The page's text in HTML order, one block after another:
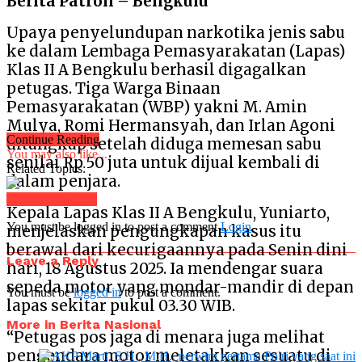
Upaya penyelundupan narkotika jenis sabu
ke dalam Lembaga Pemasyarakatan (Lapas)
Klas II A Bengkulu berhasil digagalkan
petugas. Tiga Warga Binaan
Pemasyarakatan (WBP) yakni M. Amin
Mulya, Romi Hermansyah, dan Irlan Agoni
ditangkap setelah diduga memesan sabu
senilai Rp 50 juta untuk dijual kembali di
dalam penjara.
Kepala Lapas Klas II A Bengkulu, Yuniarto,
menjelaskan pengungkapan kasus itu
berawal dari kecurigaannya pada Senin dini
hari, 18 Agustus 2025. Ia mendengar suara
sepeda motor yang mondar-mandir di depan
lapas sekitar pukul 03.30 WIB.
“Petugas pos jaga di menara juga melihat
pengendara motor meletakkan sesuatu di
Continue Reading
You may also like...
Related Topics:
You must be logged in to post a commentLogin
Leave a Reply
You must belogged into post a comment.
More in Berita Nasional